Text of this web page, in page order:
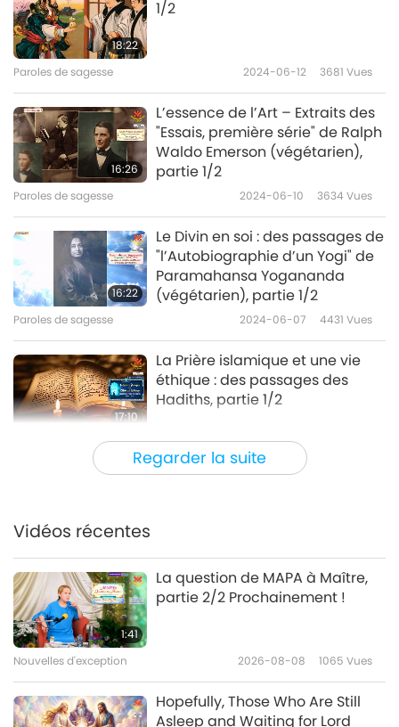
Regarder la suite
18:22
1/2
Paroles de sagesse 2024-06-12 3681 Vues
16:26
L’essence de l’Art – Extraits des
"Essais, première série" de Ralph
Waldo Emerson (végétarien),
partie 1/2
Paroles de sagesse 2024-06-10 3634 Vues
16:22
Le Divin en soi : des passages de
"l’Autobiographie d’un Yogi" de
Paramahansa Yogananda
(végétarien), partie 1/2
Paroles de sagesse 2024-06-07 4431 Vues
17:10
La Prière islamique et une vie
éthique : des passages des
Hadiths, partie 1/2
Paroles de sagesse 2024-06-05
16:50
17:51
La Divinité des âmes : De
Vidéos récentes
1:41
La question de MAPA à Maître,
partie 2/2 Prochainement !
Nouvelles d'exception 2026-08-08 1065 Vues
Hopefully, Those Who Are Still
Asleep and Waiting for Lord